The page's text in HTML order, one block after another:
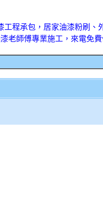
工程承包，居家油漆粉刷、
老師傅專業施工，來電免費